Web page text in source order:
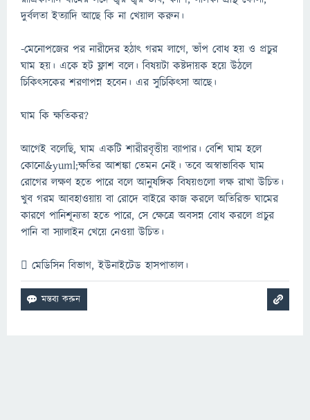
দুর্বলতা ইত্যাদি আছে কি না খেয়াল করুন।
-মেনোপজের পর নারীদের হঠাৎ গরম লাগে, ভাঁপ বোধ হয় ও প্রচুর
ঘাম হয়। একে হট ফ্লাশ বলে। বিষয়টা কষ্টদায়ক হয়ে উঠলে
চিকিৎসকের শরণাপন্ন হবেন। এর সুচিকিৎসা আছে।
ঘাম কি ক্ষতিকর?
আগেই বলেছি, ঘাম একটি শারীরবৃত্তীয় ব্যাপার। বেশি ঘাম হলে
কোনো&yuml;ক্ষতির আশঙ্কা তেমন নেই। তবে অস্বাভাবিক ঘাম
রোগের লক্ষণ হতে পারে বলে আনুষঙ্গিক বিষয়গুলো লক্ষ রাখা উচিত।
খুব গরম আবহাওয়ায় বা রোদে বাইরে কাজ করলে অতিরিক্ত ঘামের
কারণে পানিশূন্যতা হতে পারে, সে ক্ষেত্রে অবসন্ন বোধ করলে প্রচুর
পানি বা স্যালাইন খেয়ে নেওয়া উচিত।
 মেডিসিন বিভাগ, ইউনাইটেড হাসপাতাল।